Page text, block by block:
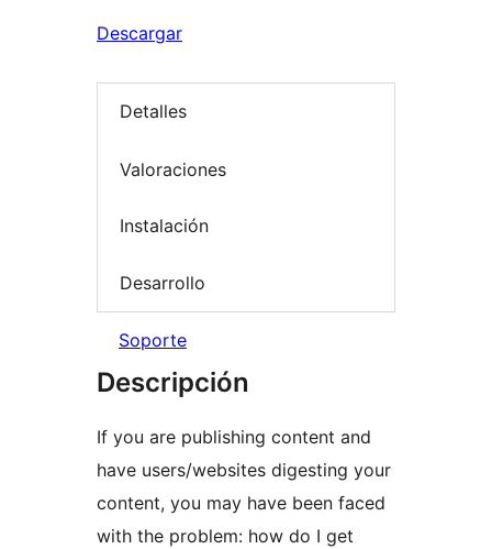
Descargar
Detalles
Valoraciones
Instalación
Desarrollo
Soporte
Descripción
If you are publishing content and
have users/websites digesting your
content, you may have been faced
with the problem: how do I get